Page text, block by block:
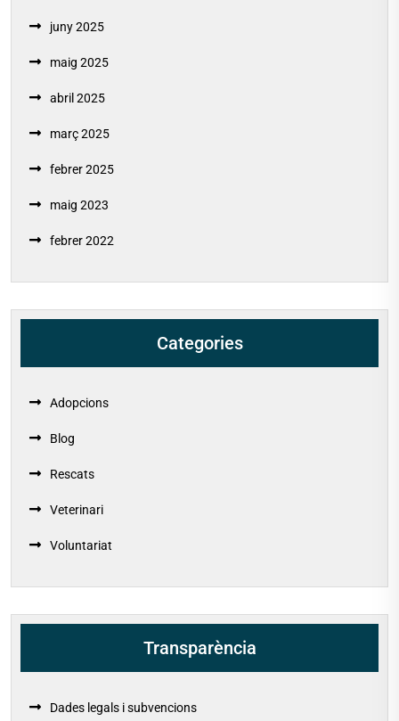
juny 2025
maig 2025
abril 2025
març 2025
febrer 2025
maig 2023
febrer 2022
Categories
Adopcions
Blog
Rescats
Veterinari
Voluntariat
Transparència
Dades legals i subvencions